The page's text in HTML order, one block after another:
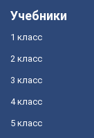
Учебники
1 класс
2 класс
3 класс
4 класс
5 класс